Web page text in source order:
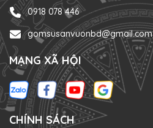
0918 078 446
gomsusanvuonbd@gmail.com
MẠNG XÃ HỘI
CHÍNH SÁCH